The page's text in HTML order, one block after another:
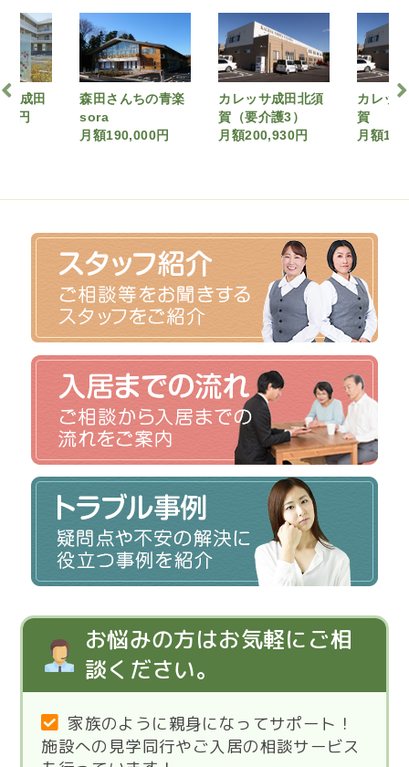
ちの青楽
カレッサ成田北須
賀（要介護3）
月額200,930円
カレッサ成田北須
賀
月額170,930円
アシ
月額
お悩みの方はお気軽にご相
談ください。
家族のように親身になってサポート！
施設への見学同行やご入居の相談サービス